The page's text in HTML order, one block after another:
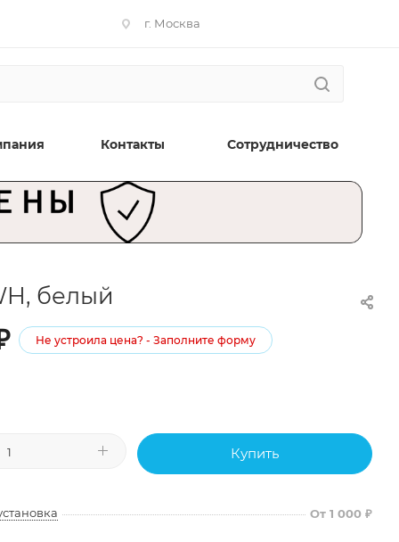
г. Москва
Контакты Сотрудничество
белый
Не устроила цена? - Заполните форму
Купить
От 1 000 ₽